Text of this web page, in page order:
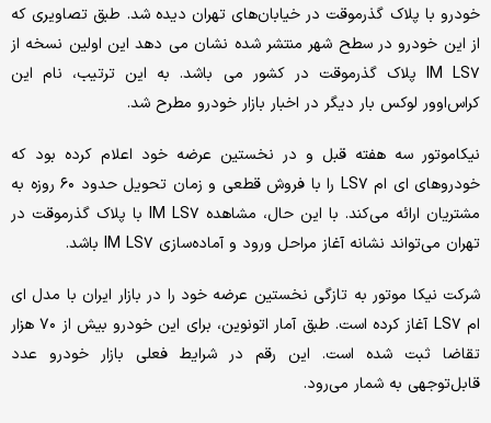
خودرو با پلاک گذرموقت در خیابان‌های تهران دیده شد. طبق تصاویری که
از این خودرو در سطح شهر منتشر شده نشان می دهد این اولین نسخه از
IM LS۷ پلاک گذرموقت در کشور می باشد. به این ترتیب، نام این
کراس‌اوور لوکس بار دیگر در اخبار بازار خودرو مطرح شد.
نیکاموتور سه هفته قبل و در نخستین عرضه خود اعلام کرده بود که
خودروهای ای ام LS۷ را با فروش قطعی و زمان تحویل حدود ۶۰ روزه به
مشتریان ارائه می‌کند. با این حال، مشاهده IM LS۷ با پلاک گذرموقت در
تهران می‌تواند نشانه آغاز مراحل ورود و آماده‌سازی IM LS۷ باشد.
شرکت نیکا موتور به ‌تازگی نخستین عرضه خود را در بازار ایران با مدل ای
ام LS۷ آغاز کرده است. طبق آمار اتونوین، برای این خودرو بیش از ۷۰ هزار
تقاضا ثبت شده است. این رقم در شرایط فعلی بازار خودرو عدد
قابل‌توجهی به شمار می‌رود.